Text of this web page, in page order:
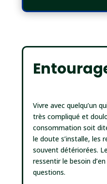
Vivre avec quelqu’un
très compliqué et
consommation soit
le doute s’installe, les
souvent détériorées.
ressentir le besoin
questions.